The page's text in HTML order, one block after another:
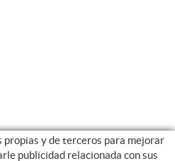
y de terceros para mejorar
publicidad relacionada con sus